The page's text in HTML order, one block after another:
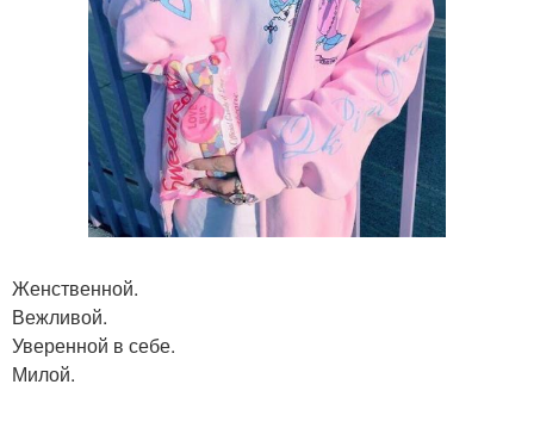
Женственной.
Вежливой.
Уверенной в себе.
Милой.